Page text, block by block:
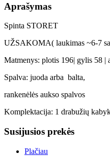
Aprašymas
Spinta STORET
UŽSAKOMA( laukimas ~6-7
Matmenys: plotis 196| gylis 58 |
Spalva: juoda arba balta,
rankenėlės aukso spalvos
Komplektacija: 1 drabužių
Susijusios prekės
Plačiau